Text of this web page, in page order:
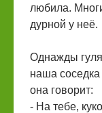
любила.
дурной у неё.
Однажды
наша
она говорит:
- На тебе,